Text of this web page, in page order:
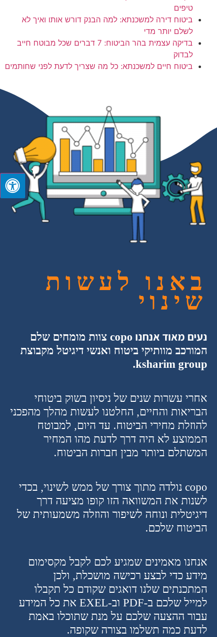
טיפים
ביטוח דירה למשכנתא: למה הבנק דורש אותו ואיך לא
לשלם יותר מדי
בדיקה עצמית בהר הביטוח: 7 דברים שכל מבוטח חייב
לבדוק
ביטוח חיים למשכנתא: כל מה שצריך לדעת לפני שחותמים
באנו לעשות
שינוי
נעים מאוד אנחנו copo צוות מומחים שלם
המורכב מוותיקי ביטוח ואנשי דיגיטל מקבוצת
ksharim group.
אחרי עשרות שנים של ניסיון בשוק ביטוחי
הבריאות והחיים, החלטנו לעשות מהלך מהפכני
להוזלת מחירי הביטוח. עד היום, למבוטח
הממוצע לא היה דרך לדעת מהו המחיר
המשתלם ביותר מבין חברות הביטוח.
copo נולדה מתוך צורך של ממש לשינוי, בכדי
לשנות את המשוואה הזו קופו מציעה דרך
דיגיטלית ונוחה לשיפור והוזלה משמעותית של
הביטוח שלכם.
אנחנו מאמינים שמגיע לכם לקבל מקסימום
מידע כדי לבצע רכישה מושכלת, ולכן
המתכנתים שלנו דואגים שקודם כל תקבלו
למייל שלכם ב-PDF וב-EXEL את כל המידע
עבור ההצעה שלכם על מנת שתוכלו באמת
לדעת כמה תשלמו בצורה שקופה.